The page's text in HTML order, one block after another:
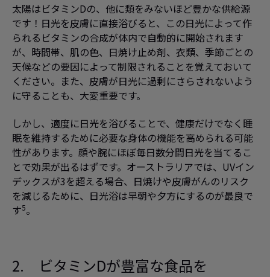
太陽はビタミンDの、他に類をみないほど豊かな供給源
です！日光を皮膚に直接浴びると、この日光によって作
られるビタミンの合成が体内で自動的に開始されます
が、時間帯、肌の色、日焼け止め剤、衣類、季節ごとの
天候などの要因によって制限されることを覚えておいて
ください。また、皮膚が日光に過剰にさらされないよう
に守ることも、大変重要です。
しかし、適度に日光を浴びることで、健康だけでなく睡
眠を維持するために必要な身体の機能を高められる可能
性があります。顔や腕にほぼ毎日数分間日光を当てるこ
とで効果が出るはずです。オーストラリアでは、UVイン
デックスが3を超える場合、日焼けや皮膚がんのリスク
を減じるために、日光浴は早朝や夕方にするのが最良で
す5。
2. ビタミンDが豊富な食品を